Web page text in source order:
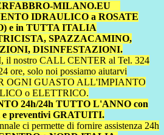
MILANO.EU
IDRAULICO a ROSATE
e in TUTTA ITALIA
SPAZZACAMINO,
DISINFESTAZIONI.
nostro CALL CENTER al Tel. 324
ore, solo noi possiamo aiutarvi
OGNI GUASTO ALL'IMPIANTO
o ELETTRICO.
24h/24h TUTTO L'ANNO con
e preventivi GRATUITI.
ci permette di fornire assistenza 24h